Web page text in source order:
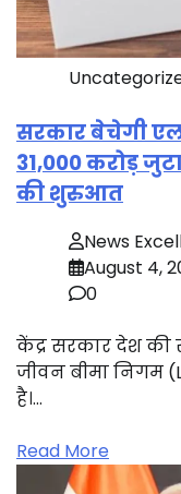
सरकार बेचेगी
31,000 करोड़
की शुरुआत
News
August 4,
0
केंद्र सरकार देश की
जीवन बीमा निगम
है।…
Read More